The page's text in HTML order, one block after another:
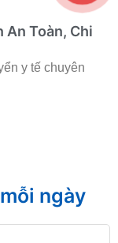
An Toàn, Chi
y tế chuyên
ngày